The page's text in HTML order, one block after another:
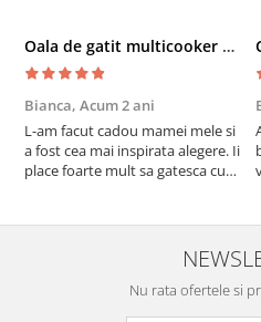
Oala de gatit multicooker 11 functii Instant Pot Pro Crisp 8 + Air Fryer 7.6 lt
Bianca, Acum 2 ani
L-am facut cadou mamei mele si
a fost cea mai inspirata alegere. Ii
place foarte mult sa gatesca cu
cratita...ma gandesc serios sa imi
cumpar si eu! Recomand mult !
Nu rata ofertele si